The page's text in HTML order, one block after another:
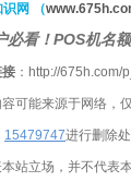
识网 （
必看！POS机名
：http://675h.com/
可能来源于网络，
15479747进行删除处
站立场，并不代表